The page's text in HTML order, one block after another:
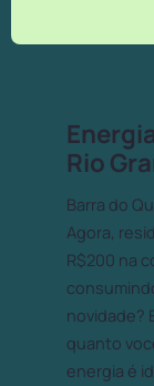
Rio
Barra do
Agora,
R$200 na
novidade?
quanto
energia é